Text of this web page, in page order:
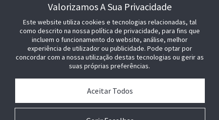
Valorizamos A Sua Privacidade
Este website utiliza cookies e tecnologias relacionadas, tal
como descrito na nossa política de privacidade, para fins que
incluem o funcionamento do website, análise, melhor
experiência de utilizador ou publicidade. Pode optar por
concordar com a nossa utilização destas tecnologias ou gerir as
suas próprias preferências.
Aceitar Todos